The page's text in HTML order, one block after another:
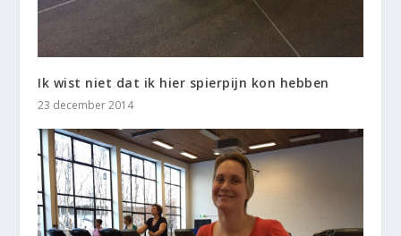
Ik wist niet dat ik hier spierpijn kon hebben
23 december 2014